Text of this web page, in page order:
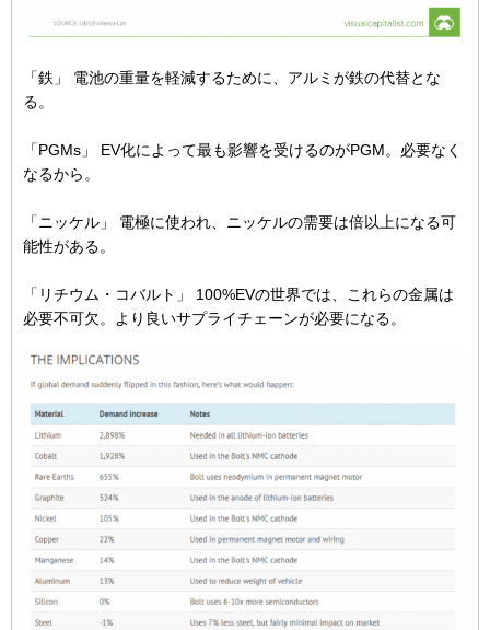
「鉄」 電池の重量を軽減するために、アルミが鉄の代替とな
る。
「PGMs」 EV化によって最も影響を受けるのがPGM。必要なく
なるから。
「ニッケル」 電極に使われ、ニッケルの需要は倍以上になる可
能性がある。
「リチウム・コバルト」 100%EVの世界では、これらの金属は
必要不可欠。より良いサプライチェーンが必要になる。